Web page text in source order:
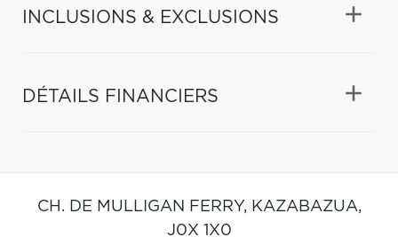
INCLUSIONS & EXCLUSIONS
DÉTAILS FINANCIERS
CH. DE MULLIGAN FERRY, KAZABAZUA,
J0X 1X0